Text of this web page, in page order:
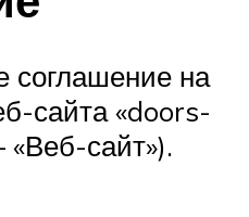
соглашение на
сайта «doors-
сайт»).